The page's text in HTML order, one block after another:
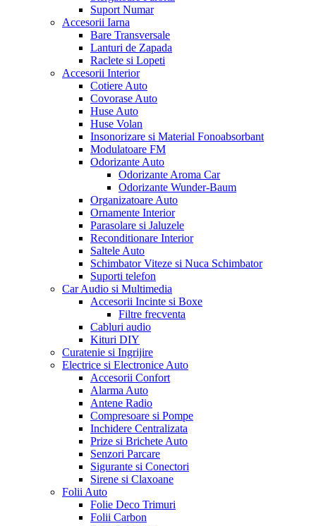
Suport Numar
Accesorii Iarna
Bare Transversale
Lanturi de Zapada
Raclete si Lopeti
Accesorii Interior
Cotiere Auto
Covorase Auto
Huse Auto
Huse Volan
Insonorizare si Material Fonoabsorbant
Modulatoare FM
Odorizante Auto
Odorizante Aroma Car
Odorizante Wunder-Baum
Organizatoare Auto
Ornamente Interior
Parasolare si Jaluzele
Reconditionare Interior
Saltele Auto
Schimbator Viteze si Nuca Schimbator
Suporti telefon
Car Audio si Multimedia
Accesorii Incinte si Boxe
Filtre frecventa
Cabluri audio
Kituri DIY
Curatenie si Ingrijire
Electrice si Electronice Auto
Accesorii Confort
Alarma Auto
Antene Radio
Compresoare si Pompe
Inchidere Centralizata
Prize si Brichete Auto
Senzori Parcare
Sigurante si Conectori
Sirene si Claxoane
Folii Auto
Folie Deco Trimuri
Folii Carbon